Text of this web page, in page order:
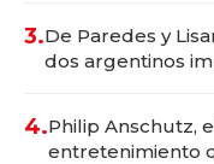
3.De Paredes y
dos argentinos
4.Philip Anschutz,
entretenimiento